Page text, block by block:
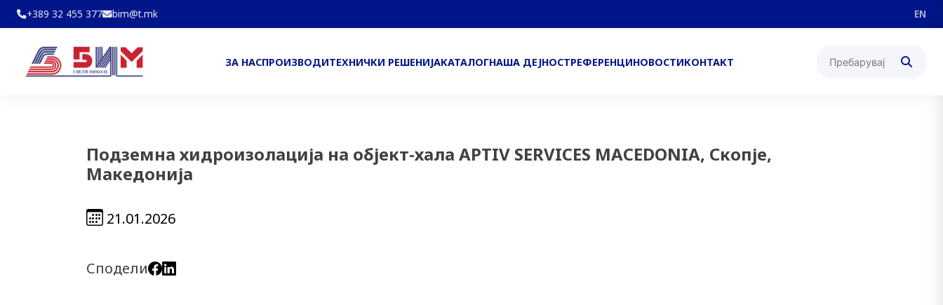
+389 32 455 377 bim@t.mk EN
ЗА НАСПРОИЗВОДИТЕХНИЧКИ РЕШЕНИЈАКАТАЛОГНАША ДЕЈНОСТРЕФЕРЕНЦИНОВОСТИКОНТАКТ
Подземна хидроизолација на објект-хала APTIV SERVICES MACEDONIA, Скопје,
Македонија
21.01.2026
Сподели